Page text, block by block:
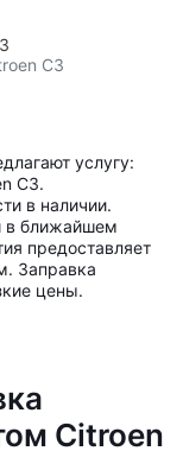
C3
услугу:
C3.
в наличии.
в ближайшем
предоставляет
Заправка
цены.
Citroen